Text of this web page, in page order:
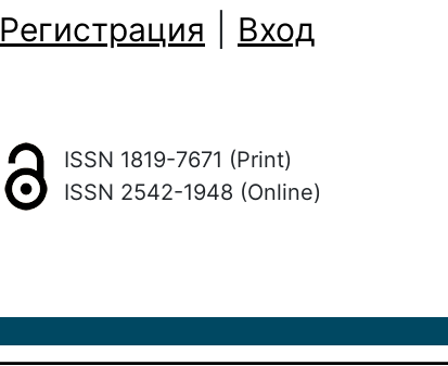
Регистрация
Вход
ISSN 1819-7671 (Print)
ISSN 2542-1948 (Online)